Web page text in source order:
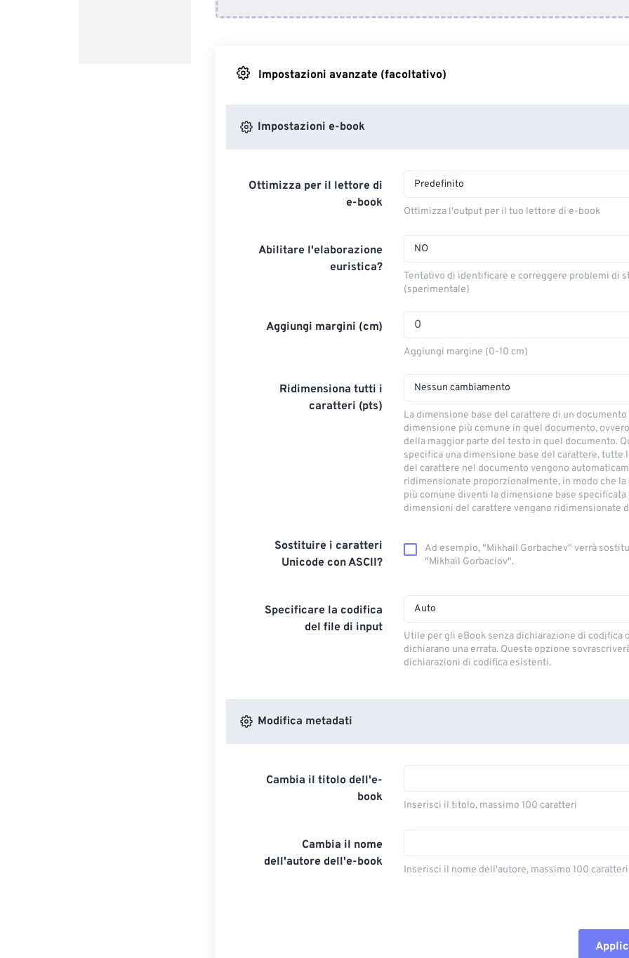
Impostazioni avanzate (facoltativo)
Impostazioni e-book
Ottimizza per il lettore di
e-book
Predefinito
Ottimizza l'output per il tuo lettore di e-book
Abilitare l'elaborazione
euristica?
NO
Tentativo di identificare e correggere problemi di
(sperimentale)
Aggiungi margini (cm)
Aggiungi margine (0-10 cm)
Ridimensiona tutti i
caratteri (pts)
Nessun cambiamento
La dimensione base del carattere di un documento
dimensione più comune in quel documento,
della maggior parte del testo in quel documento.
specifica una dimensione base del carattere, tutte
del carattere nel documento vengono
ridimensionate proporzionalmente, in modo che
più comune diventi la dimensione base specificata
dimensioni del carattere vengano ridimensionate
Sostituire i caratteri
Unicode con ASCII?
Ad esempio, "Mikhail Gorbachev" verrà
"Mikhail Gorbaciov".
Specificare la codifica
del file di input
Auto
Utile per gli eBook senza dichiarazione di codifica
dichiarano una errata. Questa opzione
dichiarazioni di codifica esistenti.
Modifica metadati
Cambia il titolo dell'e-
book
Inserisci il titolo, massimo 100 caratteri
Cambia il nome
dell'autore dell'e-book
Inserisci il nome dell'autore, massimo 100 caratteri